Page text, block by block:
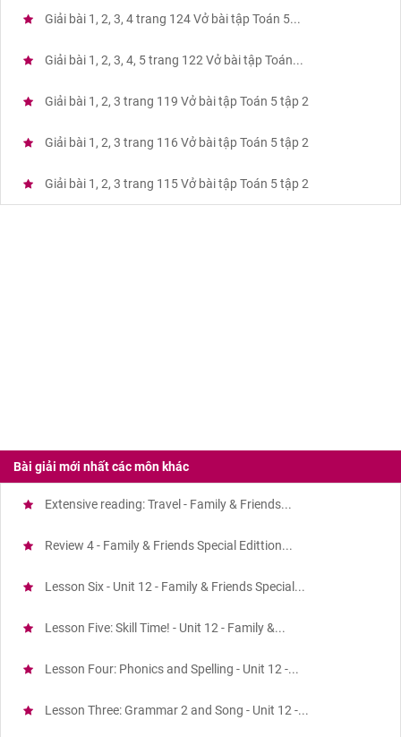
Giải bài 1, 2, 3, 4 trang 124 Vở bài tập Toán 5...
Giải bài 1, 2, 3, 4, 5 trang 122 Vở bài tập Toán...
Giải bài 1, 2, 3 trang 119 Vở bài tập Toán 5 tập 2
Giải bài 1, 2, 3 trang 116 Vở bài tập Toán 5 tập 2
Giải bài 1, 2, 3 trang 115 Vở bài tập Toán 5 tập 2
Bài giải mới nhất các môn khác
Extensive reading: Travel - Family & Friends...
Review 4 - Family & Friends Special Edittion...
Lesson Six - Unit 12 - Family & Friends Special...
Lesson Five: Skill Time! - Unit 12 - Family &...
Lesson Four: Phonics and Spelling - Unit 12 -...
Lesson Three: Grammar 2 and Song - Unit 12 -...